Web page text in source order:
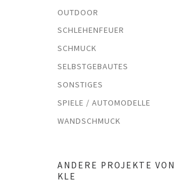
OUTDOOR
SCHLEHENFEUER
SCHMUCK
SELBSTGEBAUTES
SONSTIGES
SPIELE / AUTOMODELLE
WANDSCHMUCK
ANDERE PROJEKTE VON
KLE